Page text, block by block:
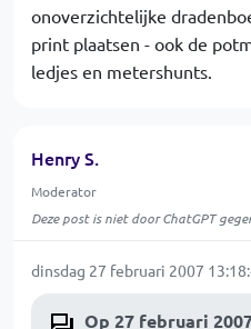
onoverzichtelijke
print plaatsen - ook de
ledjes en metershunts.
Henry S.
Moderator
Deze post is niet door ChatGPT
dinsdag 27 februari 2007
Op 27 februari